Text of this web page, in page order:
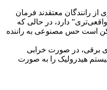
از رانندگان معتقدند فرمان
دارد، در حالی که
است حس مصنوعی به راننده
برقی، در صورت خرابی
هیدرولیک را به صورت